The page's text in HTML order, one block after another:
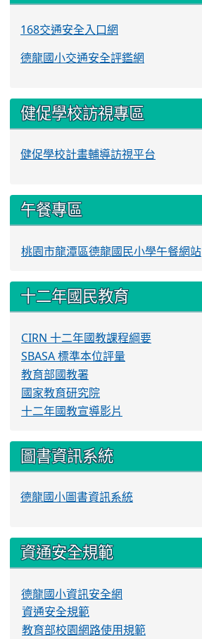
168交通安全入口網
德龍國小交通安全評鑑網
健促學校訪視專區
健促學校計畫輔導訪視平台
午餐專區
桃園市龍潭區德龍國民小學午餐網站
十二年國民教育
CIRN 十二年國教課程綱要
SBASA 標準本位評量
教育部國教署
國家教育研究院
十二年國教宣導影片
圖書資訊系統
德龍國小圖書資訊系統
資通安全規範
德龍國小資訊安全網
資通安全規範
教育部校園網路使用規範